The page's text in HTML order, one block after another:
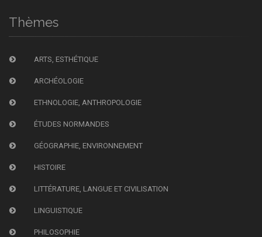
Thèmes
ARTS, ESTHÉTIQUE
ARCHÉOLOGIE
ETHNOLOGIE, ANTHROPOLOGIE
ÉTUDES NORMANDES
GÉOGRAPHIE, ENVIRONNEMENT
HISTOIRE
LITTÉRATURE, LANGUE ET CIVILISATION
LINGUISTIQUE
PHILOSOPHIE